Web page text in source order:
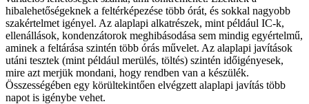
hibalehetőségeknek a feltérképezése több órát, és sokkal nagyobb
szakértelmet igényel. Az alaplapi alkatrészek, mint például IC-k,
ellenállások, kondenzátorok meghibásodása sem mindig egyértelmű,
aminek a feltárása szintén több órás művelet. Az alaplapi javítások
utáni tesztek (mint például merülés, töltés) szintén időigényesek,
mire azt merjük mondani, hogy rendben van a készülék.
Összességében egy körültekintően elvégzett alaplapi javítás több
napot is igénybe vehet.